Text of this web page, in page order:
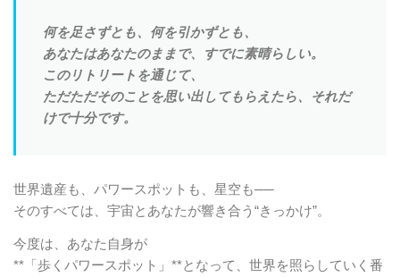
何を足さずとも、何を引かずとも、
あなたはあなたのままで、すでに素晴らしい。
このリトリートを通じて、
ただただそのことを思い出してもらえたら、それだ
けで十分です。
世界遺産も、パワースポットも、星空も──
そのすべては、宇宙とあなたが響き合う“きっかけ”。
今度は、あなた自身が
**「歩くパワースポット」**となって、世界を照らしていく番